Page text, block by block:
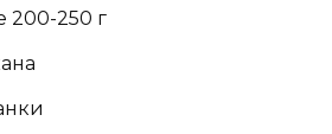
200-250 г